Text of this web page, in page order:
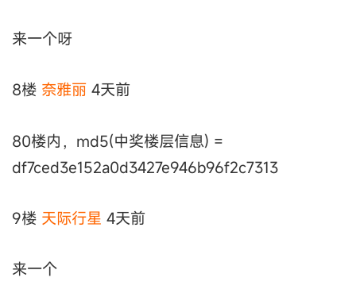
来一个呀
8楼 奈雅丽 4天前
80楼内，md5(中奖楼层信息) =
df7ced3e152a0d3427e946b96f2c7313
9楼 天际行星 4天前
来一个